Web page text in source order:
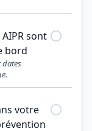
sont
bord
dates
votre